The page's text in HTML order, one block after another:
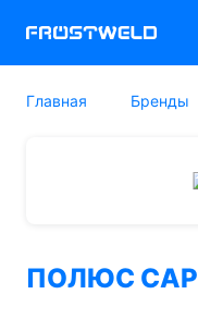
Главная Бренды
ПОЛЮС САР